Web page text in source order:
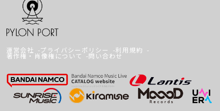
運営会社 プライバシーポリシー 利用規約
著作権・肖像権について 問い合わせ